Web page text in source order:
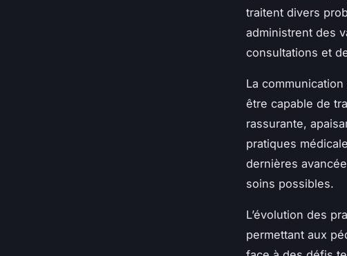
traitent divers
administrent des
consultations et
La
être capable de
rassurante,
pratiques
dernières
soins possibles.
L’évolution des
permettant aux